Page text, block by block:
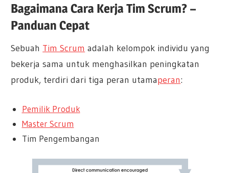
and
More
Bagaimana Cara Kerja Tim Scrum? –
Panduan Cepat
Sebuah Tim Scrum adalah kelompok individu yang
bekerja sama untuk menghasilkan peningkatan
produk, terdiri dari tiga peran utamaperan:
Pemilik Produk
Master Scrum
Tim Pengembangan